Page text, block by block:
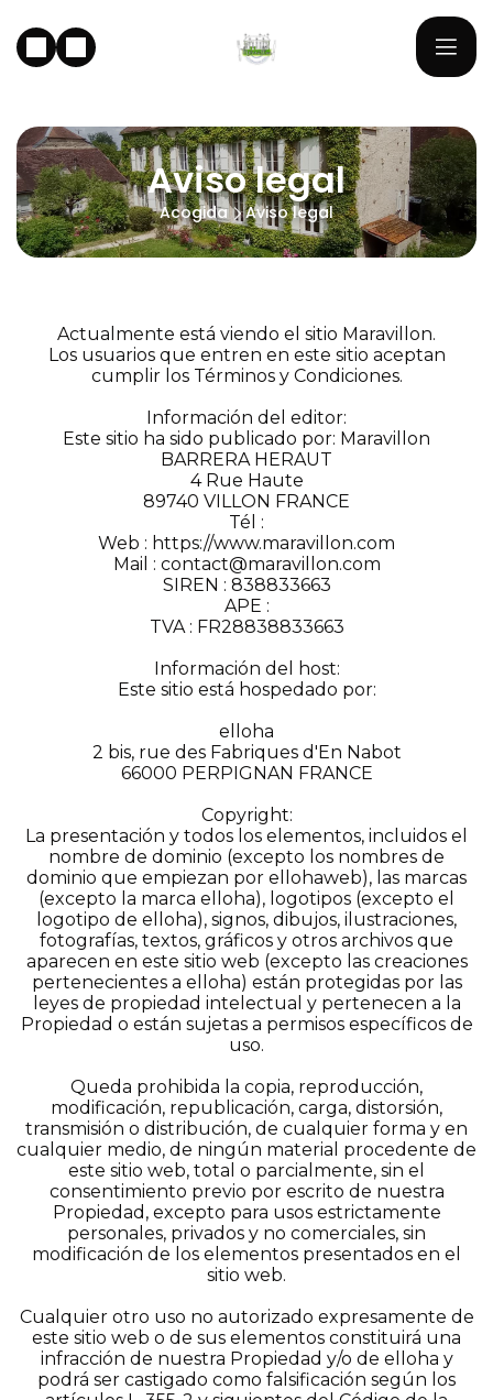
Aviso legal
Acogida Aviso legal
Actualmente está viendo el sitio Maravillon.
Los usuarios que entren en este sitio aceptan
cumplir los Términos y Condiciones.
Información del editor:
Este sitio ha sido publicado por: Maravillon
BARRERA HERAUT
4 Rue Haute
89740 VILLON FRANCE
Tél :
Web : https://www.maravillon.com
Mail : contact@maravillon.com
SIREN : 838833663
APE :
TVA : FR28838833663
Información del host:
Este sitio está hospedado por:
elloha
2 bis, rue des Fabriques d'En Nabot
66000 PERPIGNAN FRANCE
Copyright:
La presentación y todos los elementos, incluidos el
nombre de dominio (excepto los nombres de
dominio que empiezan por ellohaweb), las marcas
(excepto la marca elloha), logotipos (excepto el
logotipo de elloha), signos, dibujos, ilustraciones,
fotografías, textos, gráficos y otros archivos que
aparecen en este sitio web (excepto las creaciones
pertenecientes a elloha) están protegidas por las
leyes de propiedad intelectual y pertenecen a la
Propiedad o están sujetas a permisos específicos de
uso.
Queda prohibida la copia, reproducción,
modificación, republicación, carga, distorsión,
transmisión o distribución, de cualquier forma y en
cualquier medio, de ningún material procedente de
este sitio web, total o parcialmente, sin el
consentimiento previo por escrito de nuestra
Propiedad, excepto para usos estrictamente
personales, privados y no comerciales, sin
modificación de los elementos presentados en el
sitio web.
Cualquier otro uso no autorizado expresamente de
este sitio web o de sus elementos constituirá una
infracción de nuestra Propiedad y/o de elloha y
podrá ser castigado como falsificación según los